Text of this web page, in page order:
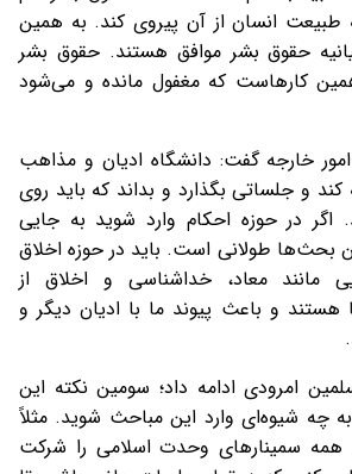
انسان از آن پیروی کند. به همین
حقوق بشر موافق هستند. حقوق بشر
کارهاست که مغفول مانده و می‌شود
خارجه گفت: دانشگاه ادیان و مذاهب
و جلساتی بگذارد و بداند که باید روی
اگر در حوزه احکام وارد شوید به جایی
بحث‌ها طولانی است. باید در حوزه اخلاق
مانند معاد، خداشناسی و اخلاق از
و باعث پیوند ما با ادیان دیگر و
امرودی ادامه داد؛ سومین نکته این
چه شیوه‌ای وارد این مباحث شوید. مثلاً
سمینارهای وحدت اسلامی را شرکت